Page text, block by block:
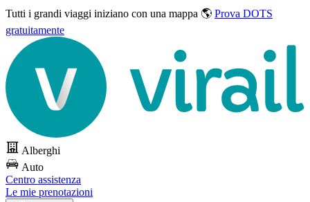
Tutti i grandi viaggi iniziano con una mappa 🌎 Prova DOTS
gratuitamente
Alberghi
Auto
Centro assistenza
Le mie prenotazioni